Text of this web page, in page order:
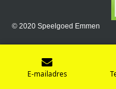
© 2020 Speelgoed Emmen
E-mailadres